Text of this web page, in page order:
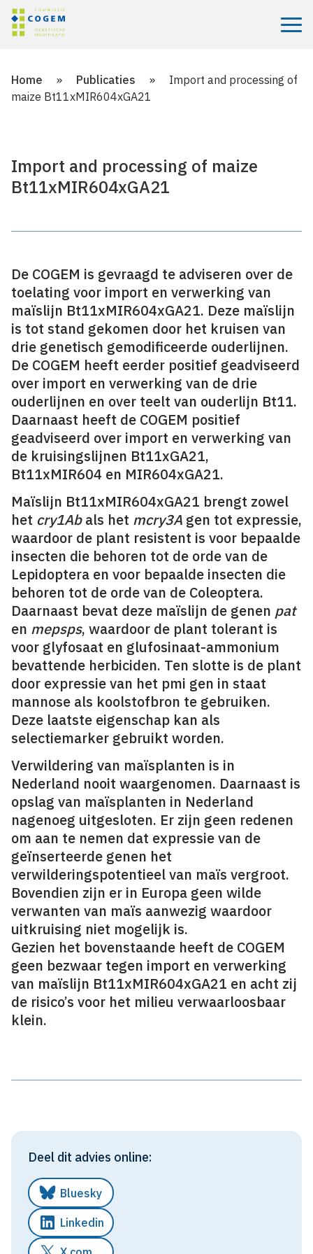
Menu
Home » Publicaties »
Import and processing of
maize Bt11xMIR604xGA21
Import and processing of maize
Bt11xMIR604xGA21
De COGEM is gevraagd te adviseren over de
toelating voor import en verwerking van
maïslijn Bt11xMIR604xGA21. Deze maïslijn
is tot stand gekomen door het kruisen van
drie genetisch gemodificeerde ouderlijnen.
De COGEM heeft eerder positief geadviseerd
over import en verwerking van de drie
ouderlijnen en over teelt van ouderlijn Bt11.
Daarnaast heeft de COGEM positief
geadviseerd over import en verwerking van
de kruisingslijnen Bt11xGA21,
Bt11xMIR604 en MIR604xGA21.
Maïslijn Bt11xMIR604xGA21 brengt zowel
het cry1Abals het mcry3A gen tot expressie,
waardoor de plant resistent is voor bepaalde
insecten die behoren tot de orde van de
Lepidoptera en voor bepaalde insecten die
behoren tot de orde van de Coleoptera.
Daarnaast bevat deze maïslijn de genen pat
en mepsps, waardoor de plant tolerant is
voor glyfosaat en glufosinaat-ammonium
bevattende herbiciden. Ten slotte is de plant
door expressie van het pmi gen in staat
mannose als koolstofbron te gebruiken.
Deze laatste eigenschap kan als
selectiemarker gebruikt worden.
Verwildering van maïsplanten is in
Nederland nooit waargenomen. Daarnaast is
opslag van maïsplanten in Nederland
nagenoeg uitgesloten. Er zijn geen redenen
om aan te nemen dat expressie van de
geïnserteerde genen het
verwilderingspotentieel van maïs vergroot.
Bovendien zijn er in Europa geen wilde
verwanten van maïs aanwezig waardoor
uitkruising niet mogelijk is.
Gezien het bovenstaande heeft de COGEM
geen bezwaar tegen import en verwerking
van maïslijn Bt11xMIR604xGA21 en acht zij
de risico’s voor het milieu verwaarloosbaar
klein.
Deel dit advies online:
Bluesky
Linkedin